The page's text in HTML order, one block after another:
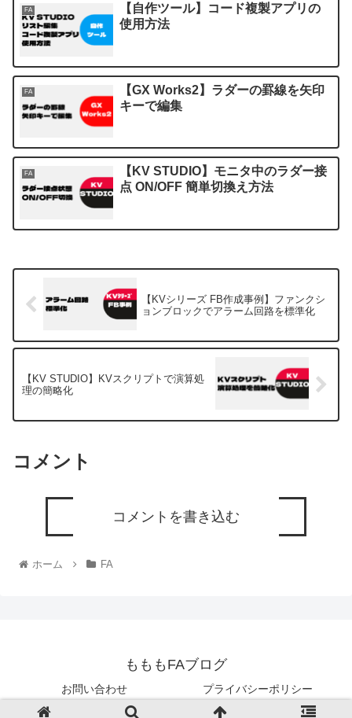
FA
【自作ツール】コード複製アプリの
使用方法
FA
【GX Works2】ラダーの罫線を矢印
キーで編集
FA
【KV STUDIO】モニタ中のラダー接
点 ON/OFF 簡単切換え方法
【KVシリーズ FB作成事例】ファンクシ
ョンブロックでアラーム回路を標準化
【KV STUDIO】KVスクリプトで演算処
理の簡略化
コメント
コメントを書き込む
ホーム FA
もももFAブログ
お問い合わせ プライバシーポリシー